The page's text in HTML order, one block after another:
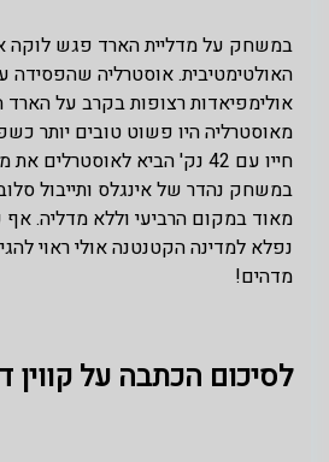
במשחק על מדליית הארד פגש לוקה
האולטימטיבית. אוסטרליה
אולימפיאדות רצופות בקרב על
מאוסטרליה היו פשוט טובים יותר
חייו עם 42 נק' הביא
במשחק נהדר של אינגלס ותייבול
מאוד במקום הרביעי וללא מדליה.
נפלא למדינה הקטנטנה אולי ראוי
מדהים!
לסיכום הכתבה על קווין